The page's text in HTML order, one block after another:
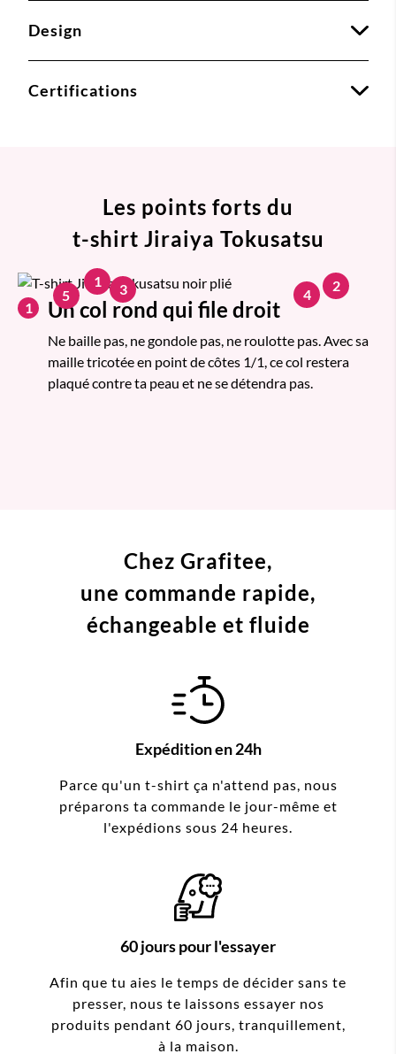
Design
Certifications
Les points forts du
t-shirt Jiraiya Tokusatsu
1 Un col rond qui file droit
Ne baille pas, ne gondole pas, ne roulotte pas. Avec sa
maille tricotée en point de côtes 1/1, ce col restera
plaqué contre ta peau et ne se détendra pas.
1 2
3 4
5
Chez Grafitee,
une commande rapide,
échangeable et fluide
Expédition en 24h
Parce qu'un t-shirt ça n'attend pas, nous
préparons ta commande le jour-même et
l'expédions sous 24 heures.
60 jours pour l'essayer
Afin que tu aies le temps de décider sans te
presser, nous te laissons essayer nos
produits pendant 60 jours, tranquillement,
à la maison.